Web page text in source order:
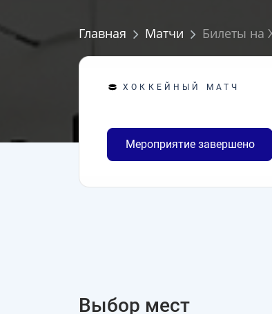
Главная Матчи Билеты на
ХОККЕЙНЫЙ МАТЧ
Мероприятие завершено
Выбор мест